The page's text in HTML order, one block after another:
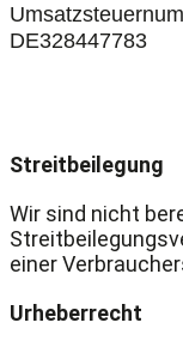
DE328447783
Streitbeilegung
Wir sind nicht
einer
Urheberrecht